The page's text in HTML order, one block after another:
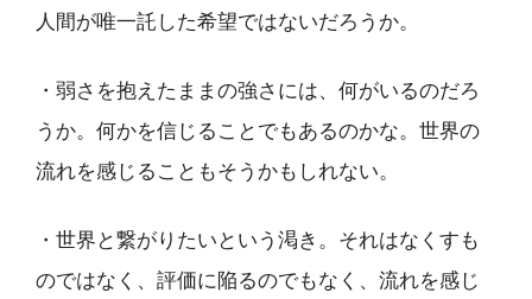
人間が唯一託した希望ではないだろうか。
・弱さを抱えたままの強さには、何がいるのだろ
うか。何かを信じることでもあるのかな。世界の
流れを感じることもそうかもしれない。
・世界と繋がりたいという渇き。それはなくすも
のではなく、評価に陥るのでもなく、流れを感じ